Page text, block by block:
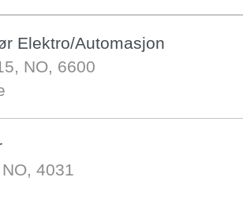
Elektro/Automasjon
NO, 6600
4031